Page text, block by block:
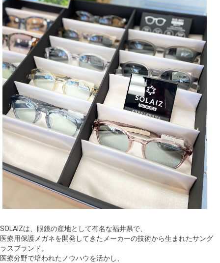
SOLAIZは、眼鏡の産地として有名な福井県で、
医療用保護メガネを開発してきたメーカーの技術から生まれたサング
ラスブランド。
医療分野で培われたノウハウを活かし、